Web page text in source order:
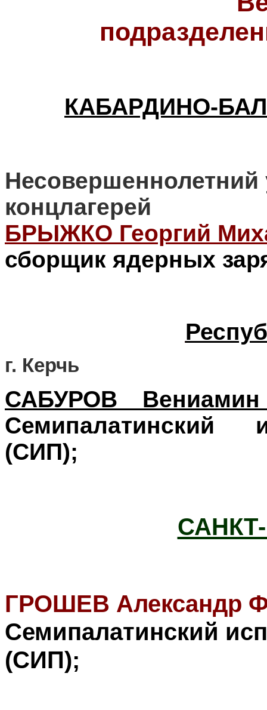
КАБАРДИНО-
Н
концлагерей
БРЫЖКО Георгий
сборщик ядерных
г. Керчь
САБУРОВ Вениамин
Семипалатинский
(СИП);
ГРОШЕВ Александр
Семипалатинский
(СИП);